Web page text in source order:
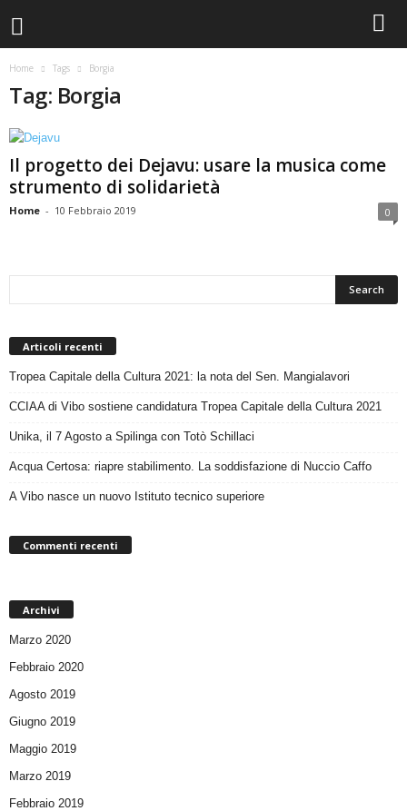
Home Tags Borgia
Tag: Borgia
Il progetto dei Dejavu: usare la musica come
strumento di solidarietà
Home - 10 Febbraio 2019 0
Articoli recenti
Tropea Capitale della Cultura 2021: la nota del Sen. Mangialavori
CCIAA di Vibo sostiene candidatura Tropea Capitale della Cultura 2021
Unika, il 7 Agosto a Spilinga con Totò Schillaci
Acqua Certosa: riapre stabilimento. La soddisfazione di Nuccio Caffo
A Vibo nasce un nuovo Istituto tecnico superiore
Commenti recenti
Archivi
Marzo 2020
Febbraio 2020
Agosto 2019
Giugno 2019
Maggio 2019
Marzo 2019
Febbraio 2019